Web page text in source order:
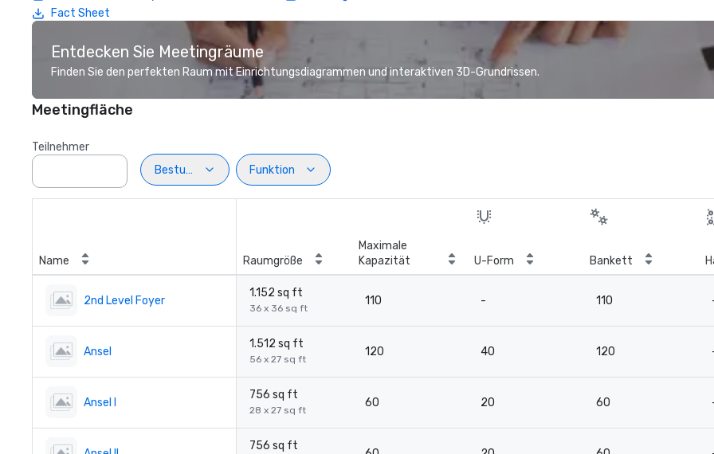
Fact Sheet
Entdecken Sie Meetingräume
Finden Sie den perfekten Raum mit Einrichtungsdiagrammen und interaktiven 3D-Grundrissen.
Meetingfläche
Teilnehmer
Bestuhlung
Funktion
Name Raumgröße
Maximale
Kapazität
U-Form Bankett
2nd Level Foyer
1.152 sq ft
36 x 36 sq ft
110 - 110
Ansel
1.512 sq ft
56 x 27 sq ft
120 40 120
Ansel I
756 sq ft
28 x 27 sq ft
60 20 60
756 sq ft